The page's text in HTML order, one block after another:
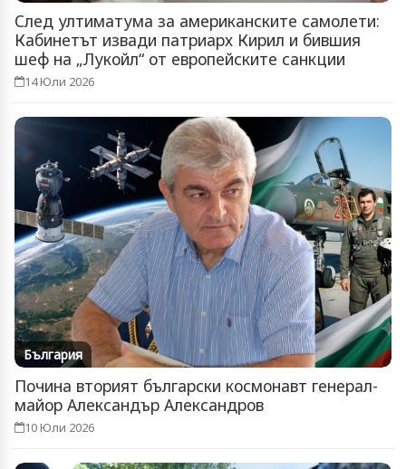
След ултиматума за американските самолети:
Кабинетът извади патриарх Кирил и бившия
шеф на „Лукойл“ от европейските санкции
14 Юли 2026
България
Почина вторият български космонавт генерал-
майор Александър Александров
10 Юли 2026